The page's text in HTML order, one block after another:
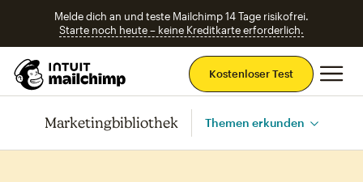
Melde dich an und teste Mailchimp 14 Tage risikofrei.
Starte noch heute – keine Kreditkarte erforderlich.
Kostenloser Test
Marketingbibliothek Themen erkunden